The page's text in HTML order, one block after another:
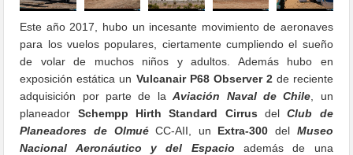
Este año 2017, hubo un incesante movimiento de aeronaves
para los vuelos populares, ciertamente cumpliendo el sueño
de volar de muchos niños y adultos. Además hubo en
exposición estática un Vulcanair P68 Observer 2de reciente
adquisición por parte de laAviación Naval de Chile , un
planeador Schempp Hirth Standard Cirrus delClub de
Planeadores de OlmuéCC-AII, un Extra-300 del Museo
Nacional Aeronáutico y del Espacio además de una